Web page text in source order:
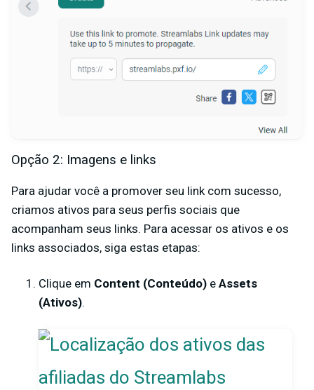
Opção 2: Imagens e links
Para ajudar você a promover seu link com sucesso,
criamos ativos para seus perfis sociais que
acompanham seus links. Para acessar os ativos e os
links associados, siga estas etapas:
Clique em Content (Conteúdo) e Assets
(Ativos).